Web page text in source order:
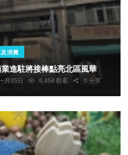
及消費
市場功成身退 商業進駐將接棒點亮北區風華
月05日 6,458 觀看 0 分享